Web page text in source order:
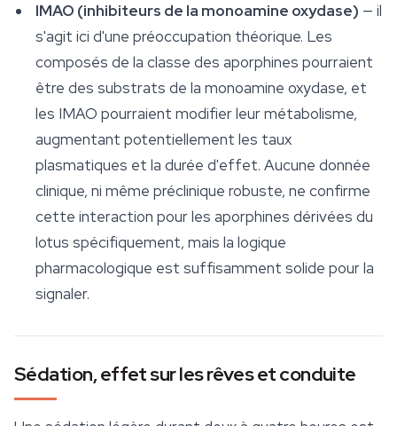
IMAO (inhibiteurs de la monoamine oxydase) — il
s'agit ici d'une préoccupation théorique. Les
composés de la classe des aporphines pourraient
être des substrats de la monoamine oxydase, et
les IMAO pourraient modifier leur métabolisme,
augmentant potentiellement les taux
plasmatiques et la durée d'effet. Aucune donnée
clinique, ni même préclinique robuste, ne confirme
cette interaction pour les aporphines dérivées du
lotus spécifiquement, mais la logique
pharmacologique est suffisamment solide pour la
signaler.
Sédation, effet sur les rêves et conduite